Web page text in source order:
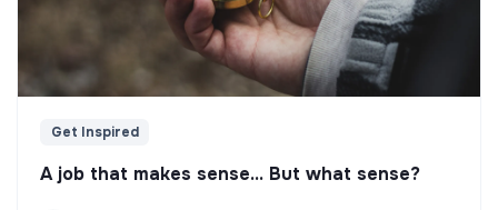
Get Inspired
A job that makes sense... But what sense?